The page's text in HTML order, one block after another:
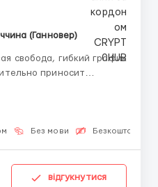
(Ганновер)
свобода, гибкий график
приносит
а уровень дохода
Мы —
Без мови Безкоштовна
відгукнутися